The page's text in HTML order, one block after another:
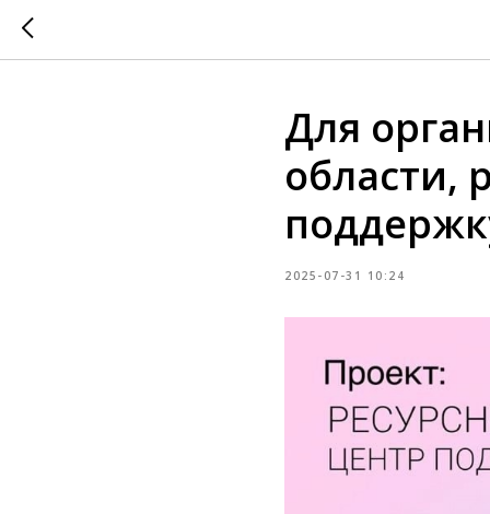
Для
области,
2025-07-31 10:24